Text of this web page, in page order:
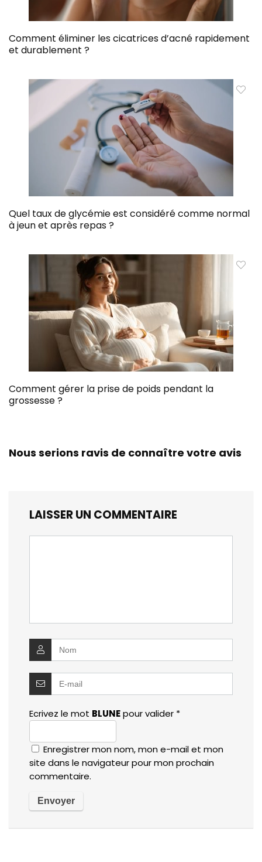
Comment éliminer les cicatrices d’acné rapidement
et durablement ?
Quel taux de glycémie est considéré comme normal
à jeun et après repas ?
Comment gérer la prise de poids pendant la
grossesse ?
Nous serions ravis de connaître votre avis
LAISSER UN COMMENTAIRE
Ecrivez le mot BLUNEpour valider *
Enregistrer mon nom, mon e-mail et mon
site dans le navigateur pour mon prochain
commentaire.